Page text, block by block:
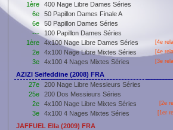
1ère
400 Nage Libre Dames Séries
6e
50 Papillon Dames Finale A
6e
50 Papillon Dames Séries
---
100 Papillon Dames Séries
1ère
4x100 Nage Libre Dames Séries [4e
2e 4x100 Nage Libre Mixtes Séries [4e
3e 4x100 4 Nages Mixtes Séries [3e
AZIZI Seifeddine (2008) FRA
27e
200 Nage Libre Messieurs Séries
25e
200 Dos Messieurs Séries
2e
4x100 Nage Libre Mixtes Séries [2e
3e 4x100 4 Nages Mixtes Séries [1er
JAFFUEL Ella (2009) FRA